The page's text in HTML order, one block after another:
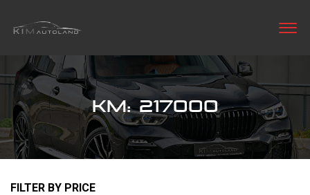
KM: 217000
FILTER BY PRICE